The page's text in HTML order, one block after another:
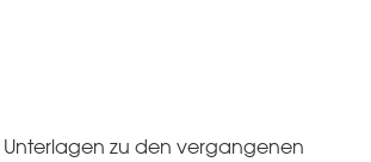
Unterlagen zu den vergangenen